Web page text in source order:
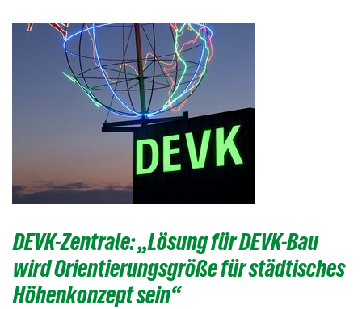
DEVK-Zentrale: „Lösung für DEVK-Bau
wird Orientierungsgröße für städtisches
Höhenkonzept sein“